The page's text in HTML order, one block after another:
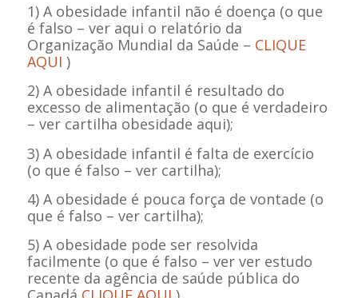
1) A obesidade infantil não é doença (o que
é falso – ver aqui o relatório da
Organização Mundial da Saúde – CLIQUE
AQUI )
2) A obesidade infantil é resultado do
excesso de alimentação (o que é verdadeiro
– ver cartilha obesidade aqui);
3) A obesidade infantil é falta de exercício
(o que é falso – ver cartilha);
4) A obesidade é pouca força de vontade (o
que é falso – ver cartilha);
5) A obesidade pode ser resolvida
facilmente (o que é falso – ver ver estudo
recente da agência de saúde pública do